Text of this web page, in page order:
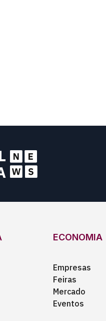
ECONOMIA
Empresas
Feiras
Mercado
Eventos